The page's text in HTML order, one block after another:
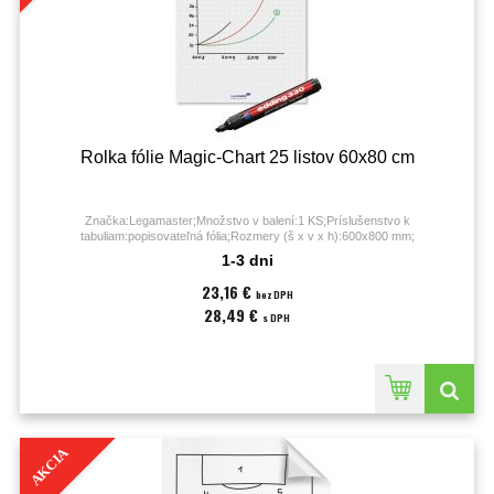
Rolka fólie Magic-Chart 25 listov 60x80 cm
Značka:Legamaster;Množstvo v balení:1 KS;Príslušenstvo k
tabuliam:popisovateľná fólia;Rozmery (š x v x h):600x800 mm;
1-3 dni
23,16 € bez DPH
28,49 € s DPH
AKCIA